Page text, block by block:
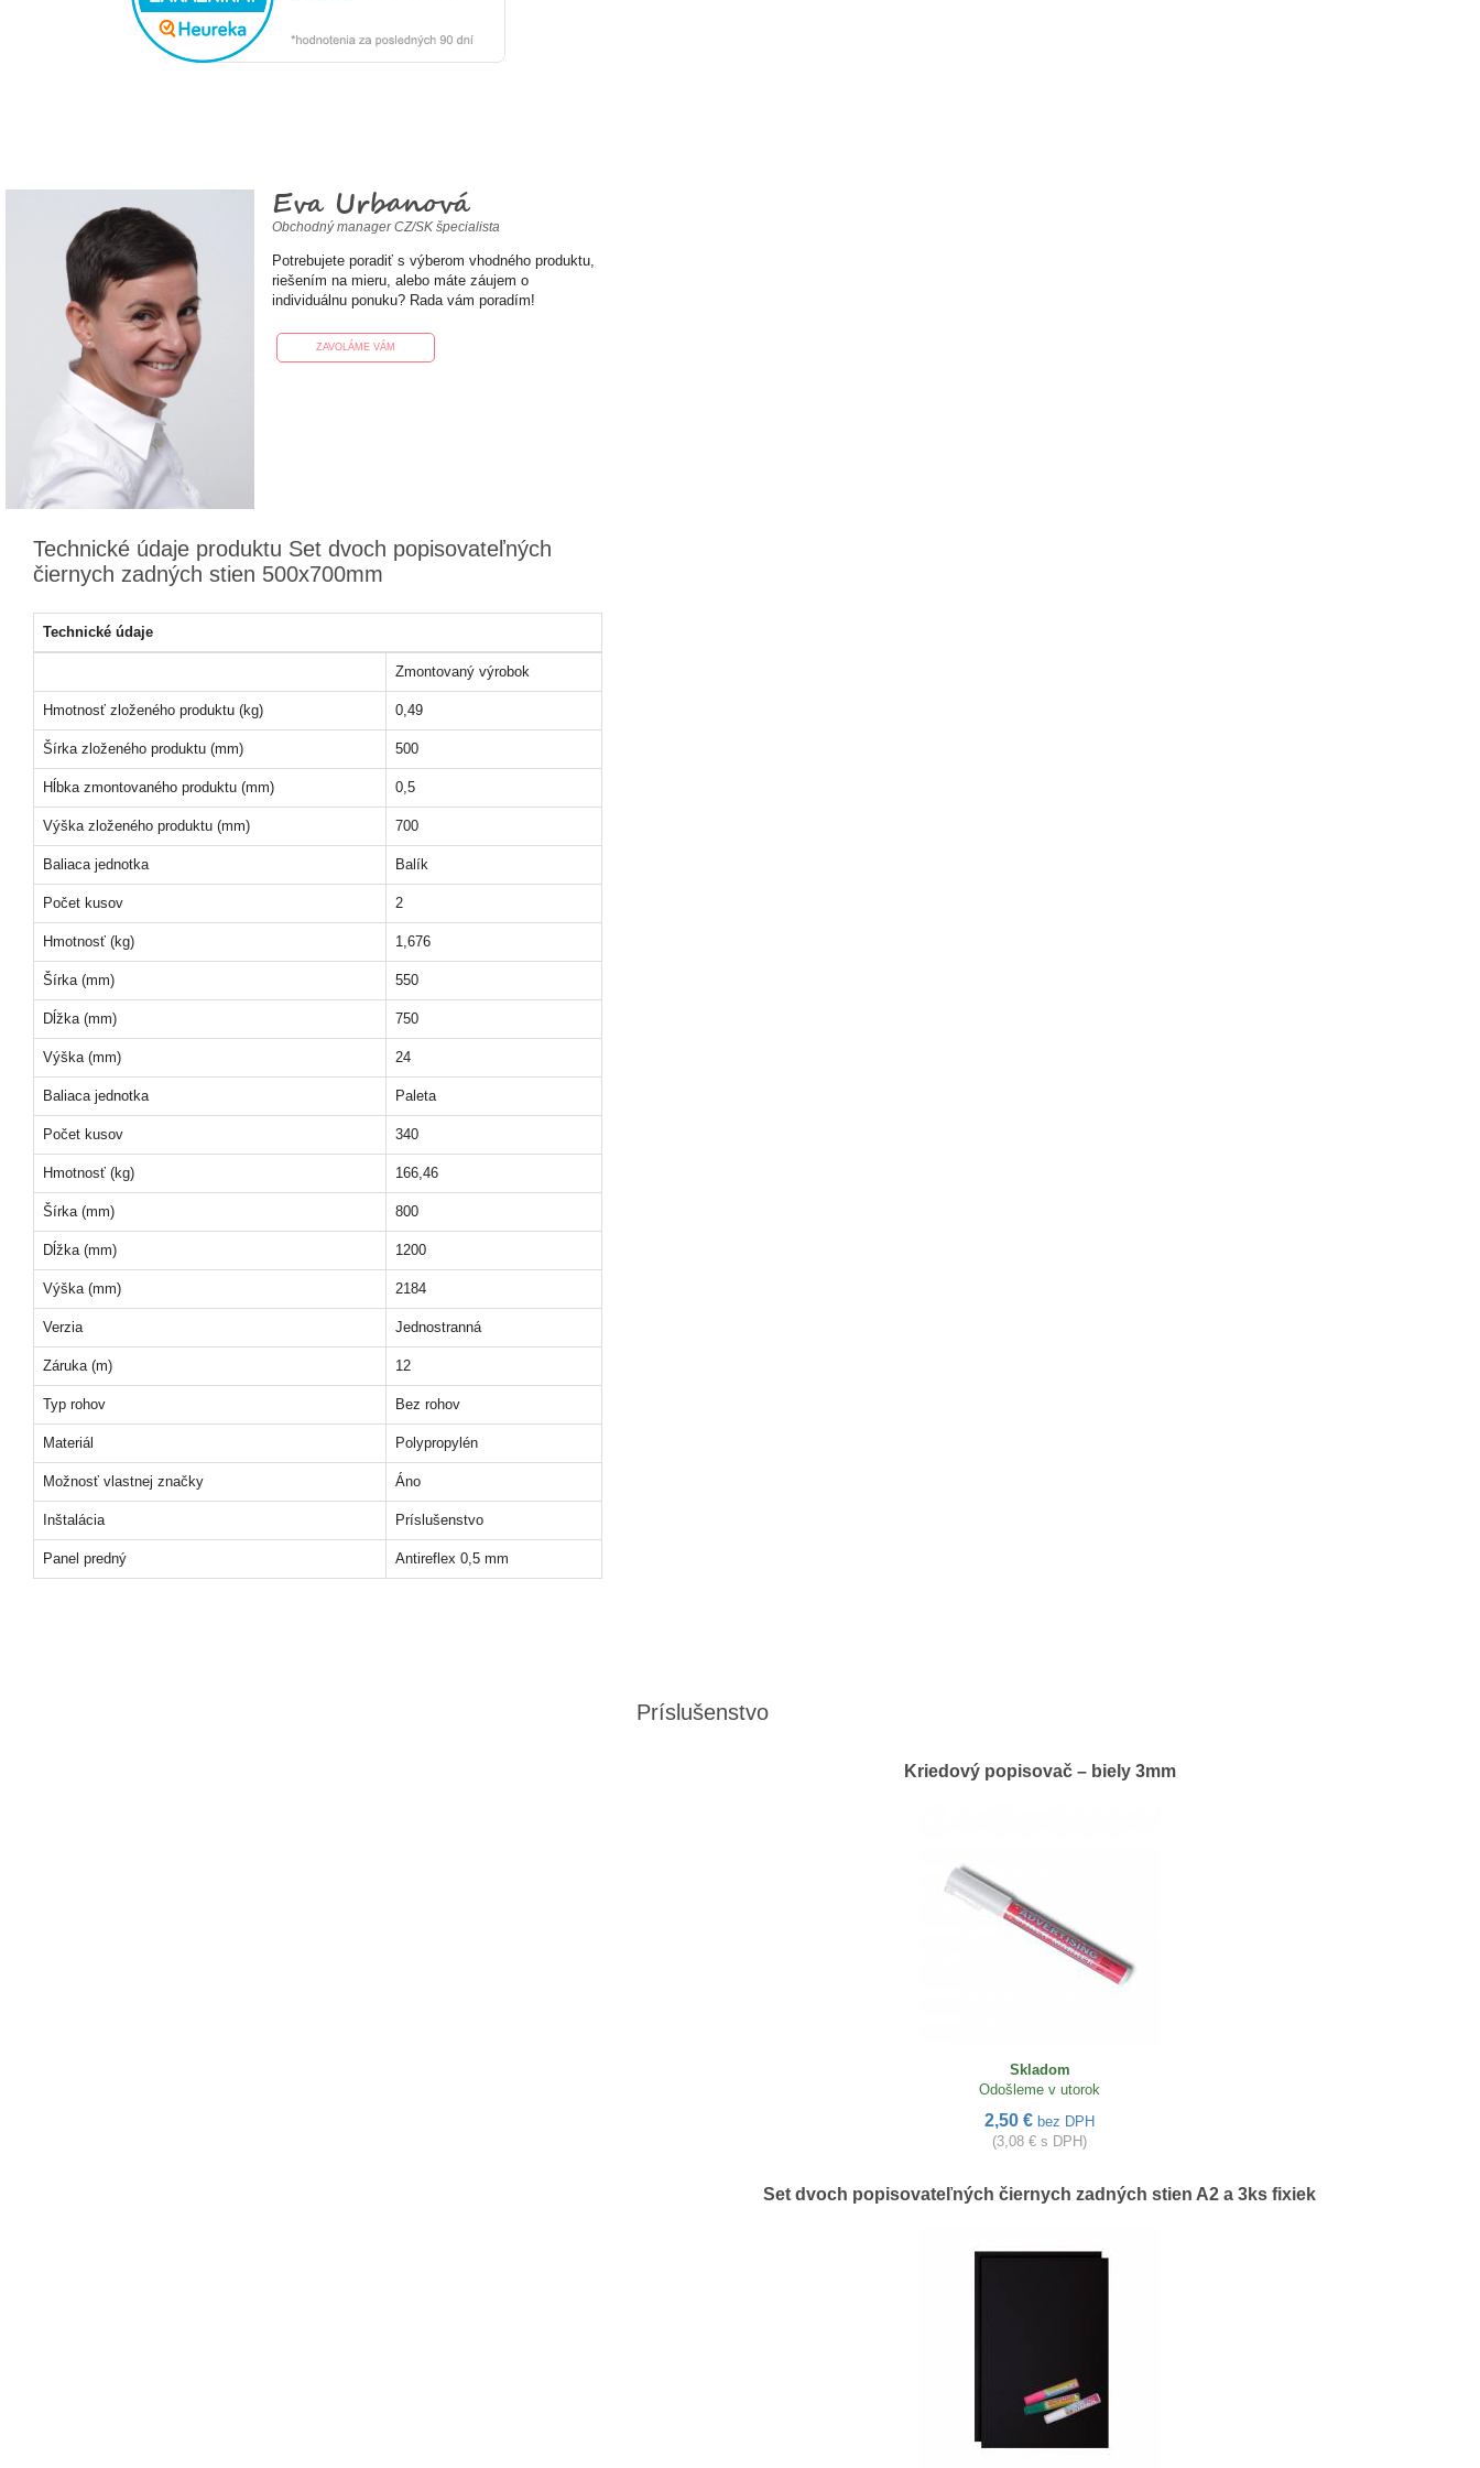
Eva Urbanová
Obchodný manager CZ/SK špecialista
Potrebujete poradiť s výberom vhodného produktu,
riešením na mieru, alebo máte záujem o
individuálnu ponuku? Rada vám poradím!
ZAVOLÁME VÁM
Technické údaje produktu Set dvoch popisovateľných
čiernych zadných stien 500x700mm
Technické údaje
Zmontovaný výrobok
Hmotnosť zloženého produktu (kg) 0,49
Šírka zloženého produktu (mm) 500
Hĺbka zmontovaného produktu (mm) 0,5
Výška zloženého produktu (mm) 700
Baliaca jednotka Balík
Počet kusov 2
Hmotnosť (kg) 1,676
Šírka (mm) 550
Dĺžka (mm) 750
Výška (mm) 24
Baliaca jednotka Paleta
Počet kusov 340
Hmotnosť (kg) 166,46
Šírka (mm) 800
Dĺžka (mm) 1200
Výška (mm) 2184
Verzia Jednostranná
Záruka (m) 12
Typ rohov Bez rohov
Materiál Polypropylén
Možnosť vlastnej značky Áno
Inštalácia Príslušenstvo
Panel predný Antireflex 0,5 mm
Príslušenstvo
Kriedový popisovač – biely 3mm
Skladom
Odošleme v utorok
2,50 €bez DPH
(3,08 € s DPH)
Set dvoch popisovateľných čiernych zadných stien A2 a 3ks fixiek